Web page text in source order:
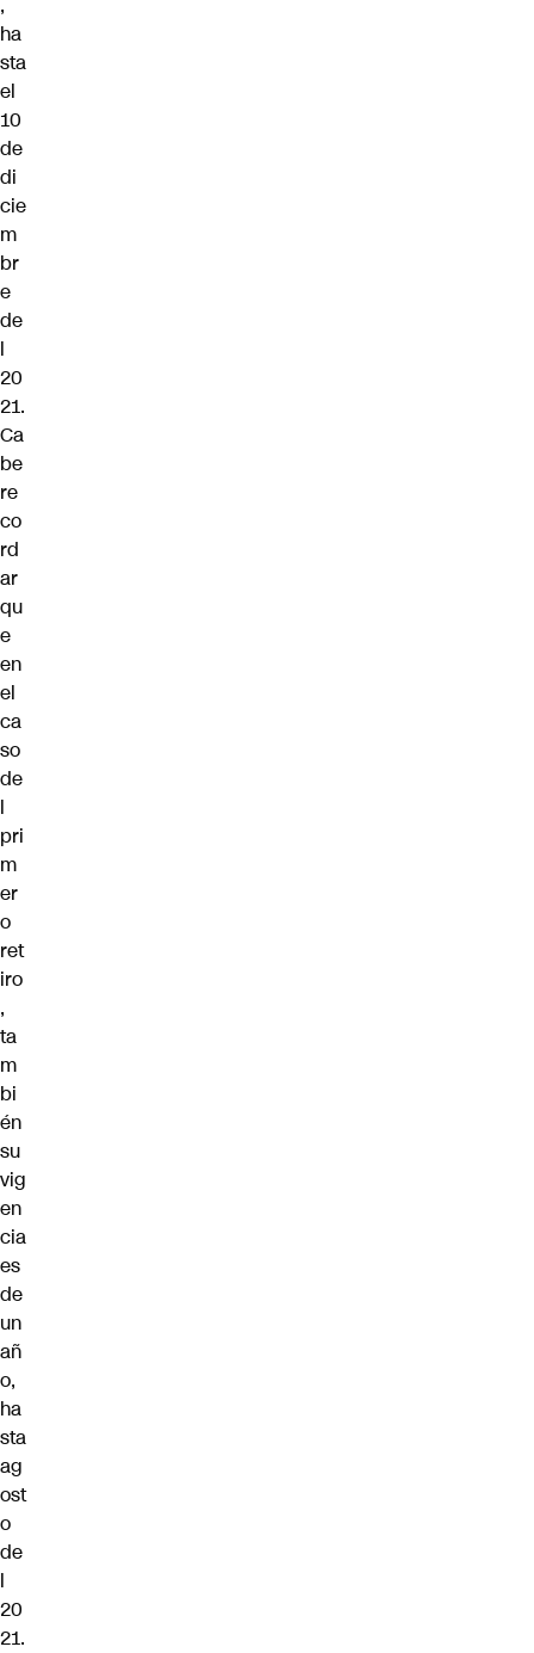
ha
sta
el
10
de
di
cie
m
br
e
de
l
20
21.
Ca
be
re
co
rd
ar
qu
e
en
el
ca
so
de
l
pri
m
er
o
ret
iro
,
ta
m
bi
én
su
vig
en
cia
es
de
un
añ
o,
ha
sta
ag
ost
o
de
l
20
21.